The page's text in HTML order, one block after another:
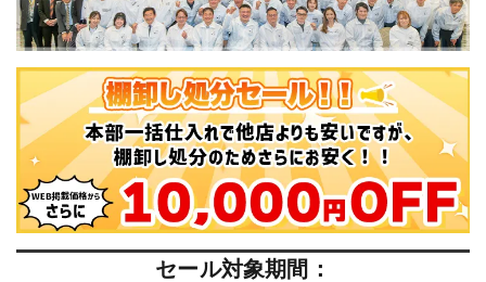
セール対象期間：